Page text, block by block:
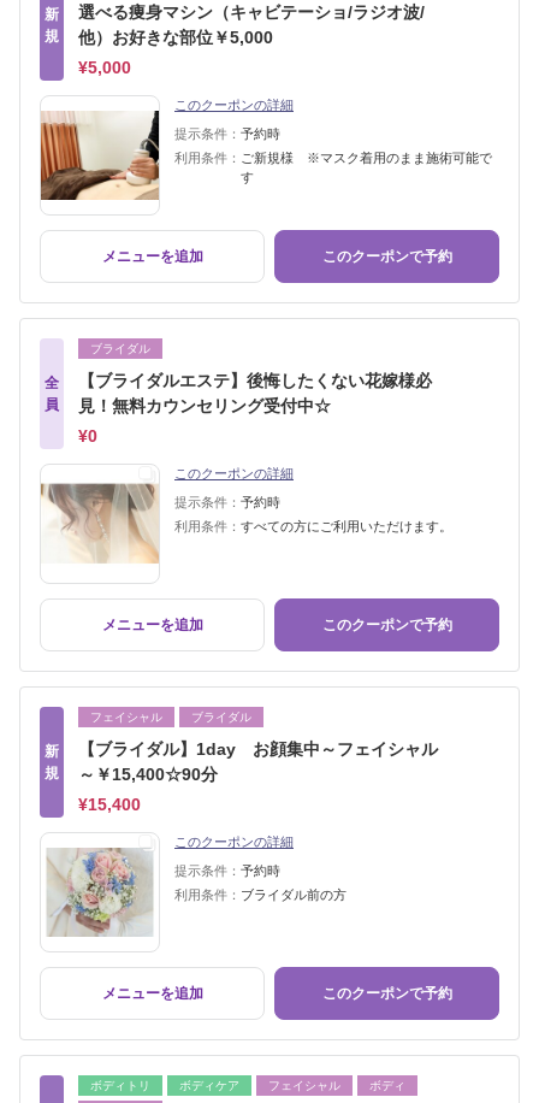
新
規
選べる痩身マシン（キャビテーショ/ラジオ波/
他）お好きな部位￥5,000
¥5,000
このクーポンの詳細
提示条件： 予約時
利用条件： ご新規様 ※マスク着用のまま施術可能で
す
メニューを追加 このクーポンで予約
全
員
ブライダル
【ブライダルエステ】後悔したくない花嫁様必
見！無料カウンセリング受付中☆
¥0
このクーポンの詳細
提示条件： 予約時
利用条件： すべての方にご利用いただけます。
メニューを追加 このクーポンで予約
新
規
フェイシャル ブライダル
【ブライダル】1day お顔集中～フェイシャル
～￥15,400☆90分
¥15,400
このクーポンの詳細
提示条件： 予約時
利用条件： ブライダル前の方
メニューを追加 このクーポンで予約
ボディトリ ボディケア フェイシャル
ボディ